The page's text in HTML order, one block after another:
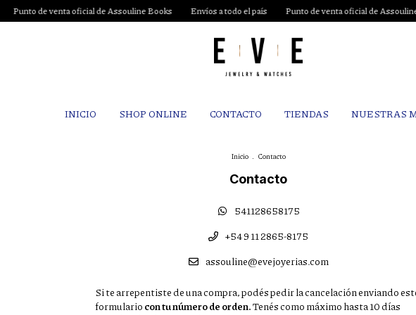
Punto de venta oficial de Assouline Books Envíos a todo el país Punto de venta oficial de Assouline
INICIO SHOP ONLINE CONTACTO TIENDAS NUESTRAS
Inicio . Contacto
Contacto
541128658175
+54 9 11 2865-8175
assouline@evejoyerias.com
Si te arrepentiste de una compra, podés pedir la cancelación enviando
formulario con tu número de orden.Tenés como máximo hasta 10 días